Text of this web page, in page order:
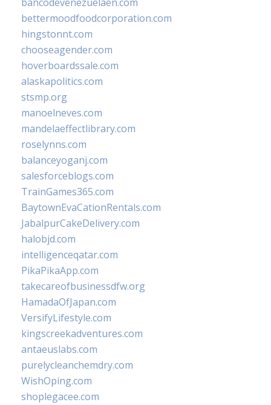
bettermoodfoodcorporation.com
hingstonnt.com
chooseagender.com
hoverboardssale.com
alaskapolitics.com
stsmp.org
manoelneves.com
mandelaeffectlibrary.com
roselynns.com
balanceyoganj.com
salesforceblogs.com
TrainGames365.com
BaytownEvaCationRentals.com
JabalpurCakeDelivery.com
halobjd.com
intelligenceqatar.com
PikaPikaApp.com
takecareofbusinessdfw.org
HamadaOfJapan.com
VersifyLifestyle.com
kingscreekadventures.com
antaeuslabs.com
purelycleanchemdry.com
WishOping.com
shoplegacee.com